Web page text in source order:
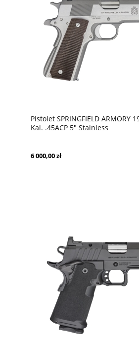
Pistolet SPRINGFIELD ARMORY
Kal. .45ACP 5" Stainless
6 000,00 zł